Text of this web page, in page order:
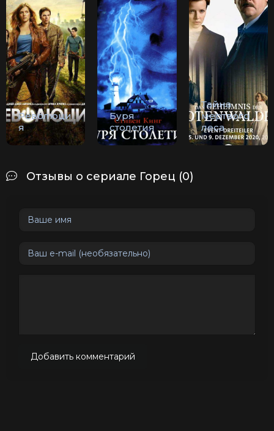
Революци
я
Буря
столетия
Тайна
мертвого
леса
Отзывы о сериале Горец (0)
Добавить комментарий